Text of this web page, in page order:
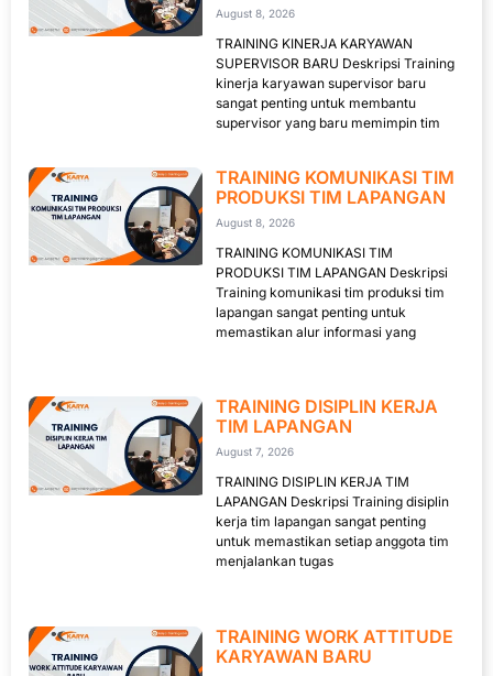
August 8, 2026
TRAINING KINERJA KARYAWAN
SUPERVISOR BARU Deskripsi Training
kinerja karyawan supervisor baru
sangat penting untuk membantu
supervisor yang baru memimpin tim
TRAINING KOMUNIKASI TIM
PRODUKSI TIM LAPANGAN
August 8, 2026
TRAINING KOMUNIKASI TIM
PRODUKSI TIM LAPANGAN Deskripsi
Training komunikasi tim produksi tim
lapangan sangat penting untuk
memastikan alur informasi yang
TRAINING DISIPLIN KERJA
TIM LAPANGAN
August 7, 2026
TRAINING DISIPLIN KERJA TIM
LAPANGAN Deskripsi Training disiplin
kerja tim lapangan sangat penting
untuk memastikan setiap anggota tim
menjalankan tugas
TRAINING WORK ATTITUDE
KARYAWAN BARU